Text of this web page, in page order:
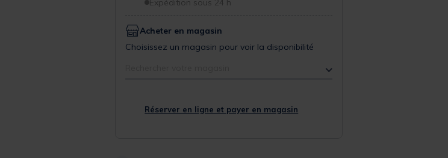
Expédition sous 24 h
Acheter en magasin
Choisissez un magasin pour voir la disponibilité
Réserver en ligne et payer en magasin